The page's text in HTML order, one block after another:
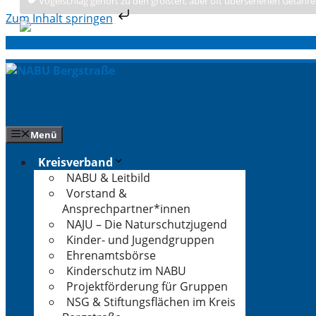
Zum Inhalt springen
Zum
Inhalt
springen
Menü
Kreisverband
NABU & Leitbild
Vorstand &
Ansprechpartner*innen
NAJU – Die Naturschutzjugend
Kinder- und Jugendgruppen
Ehrenamtsbörse
Kinderschutz im NABU
Projektförderung für Gruppen
NSG & Stiftungsflächen im Kreis